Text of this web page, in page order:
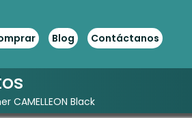
Blog Contáctanos
CAMELLEON Black